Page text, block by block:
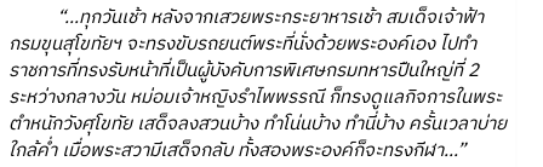
“...ทุกวันเช้า หลังจากเสวยพระกระยาหารเช้า สมเด็จเจ้าฟ้า
กรมขุนสุโขทัยฯ จะทรงขับรถยนต์พระที่นั่งด้วยพระองค์เอง ไปทำ
ราชการที่ทรงรับหน้าที่เป็นผู้บังคับการพิเศษกรมทหารปืนใหญ่ที่ 2
ระหว่างกลางวัน หม่อมเจ้าหญิงรำไพพรรณี ก็ทรงดูแลกิจการในพระ
ตำหนักวังศุโขทัย เสด็จลงสวนบ้าง ทำโน่นบ้าง ทำนี่บ้าง ครั้นเวลาบ่าย
ใกล้ค่ำ เมื่อพระสวามีเสด็จกลับ ทั้งสองพระองค์ก็จะทรงกีฬา...”